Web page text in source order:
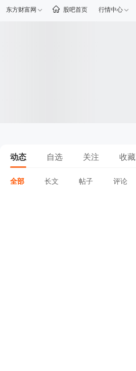
东方财富网 股吧首页 行情中心
动态 自选 关注 收藏
全部 长文 帖子 评论